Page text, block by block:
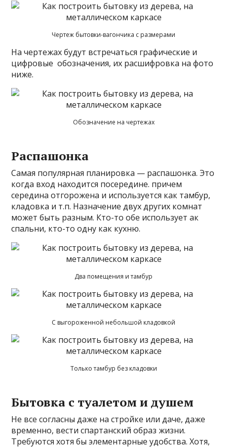
Чертеж бытовки-вагончика с размерами
На чертежах будут встречаться графические и
цифровые обозначения, их расшифровка на фото
ниже.
Обозначение на чертежах
Распашонка
Самая популярная планировка — распашонка. Это
когда вход находится посередине. причем
середина отгорожена и используется как тамбур,
кладовка и т.п. Назначение двух других комнат
может быть разным. Кто-то обе использует ак
спальни, кто-то одну как кухню.
Два помещения и тамбур
С выгороженной небольшой кладовкой
Только тамбур без кладовки
Бытовка с туалетом и душем
Не все согласны даже на стройке или даче, даже
временно, вести спартанский образ жизни.
Требуются хотя бы элементарные удобства. Хотя,